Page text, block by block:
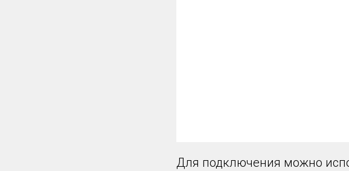
Для подключения можно